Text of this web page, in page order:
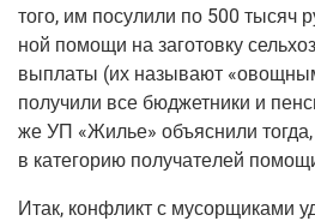
того, им посу­ли­ли по 500 тысяч
ной помо­щи на заго­тов­ку
выпла­ты (их назы­ва­ют
полу­чи­ли все бюд­жет­ни­ки и
же УП «Жилье» объ­яс­ни­ли тогда,
в кате­го­рию полу­ча­те­лей
Итак, кон­фликт с мусор­щи­ка­ми